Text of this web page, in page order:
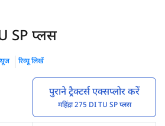
SP प्लस
रिव्यू लिखें
पुराने ट्रैक्टर्स एक्सप्लोर करें
महिंद्रा 275 DI TU SP प्लस